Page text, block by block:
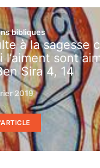
bibliques
à la sagesse
sont
Sira 4, 14
2019